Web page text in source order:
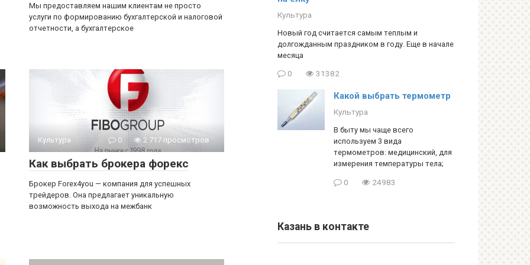
Мы предоставляем нашим клиентам не просто
услуги по формированию бухгалтерской и налоговой
отчетности, а бухгалтерское
Культура 0 2 717 просмотров
Как выбрать брокера форекс
Брокер Forex4you — компания для успешных
трейдеров. Она предлагает уникальную
возможность выхода на межбанк
Культура
Новый год считается самым теплым и
долгожданным праздником в году. Еще в начале
месяца
0 31382
Какой выбрать термометр
Культура
В быту мы чаще всего
используем 3 вида
термометров: медицинский, для
измерения температуры тела;
0 24983
Казань в контакте